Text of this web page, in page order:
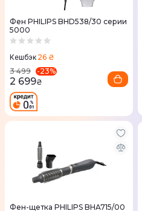
Фен PHILIPS BHD538/30 серии
5000
Кешбэк 26 ₴
3 499
-23%
2 699₴
Фен-щетка PHILIPS BHA715/00